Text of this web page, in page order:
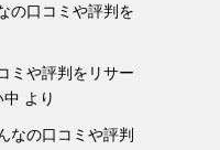
の口コミや評判を
ミや評判をリサー
中 より
なの口コミや評判